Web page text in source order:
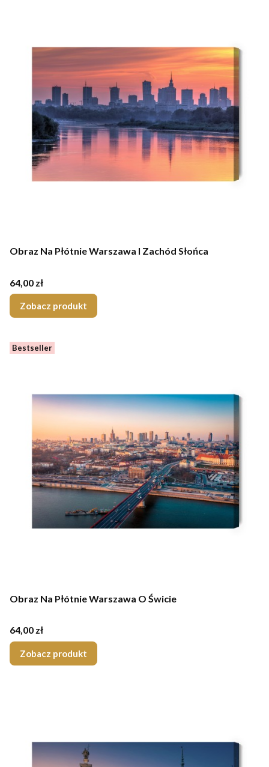
Obraz Na Płótnie Warszawa I Zachód Słońca
Cena
64,00 zł
Zobacz produkt
Bestseller
Obraz Na Płótnie Warszawa O Świcie
Cena
64,00 zł
Zobacz produkt